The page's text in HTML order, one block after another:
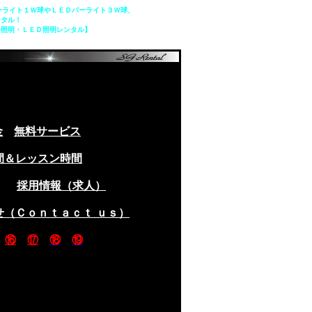
イト１Ｗ球やＬＥＤパーライト３Ｗ球、
ル！
明・ＬＥＤ照明レンタル】
無料サービス
＆レッスン時間
採用情報（求人）
Ｃｏｎｔａｃｔ ｕｓ）
⑯ ⑰ ⑱ ⑲